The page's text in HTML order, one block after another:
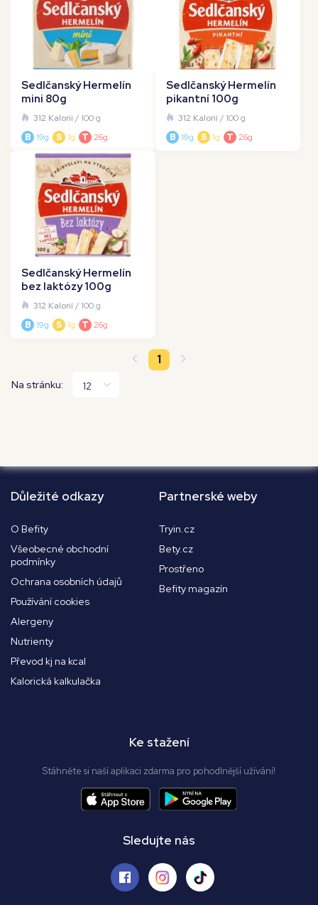
Sedlčanský Hermelín
mini 80g
312 Kalorií/ 100 g
B 19g S 1g T 26g
Sedlčanský Hermelín
pikantní 100g
312 Kalorií/ 100 g
B 19g S 1g T 26g
Sedlčanský Hermelín
bez laktózy 100g
312 Kalorií/ 100 g
B 19g S 1g T 26g
1
Na stránku:
Důležité odkazy
O Befity
Všeobecné obchodní
podmínky
Ochrana osobních údajů
Používání cookies
Alergeny
Nutrienty
Převod kj na kcal
Kalorická kalkulačka
Partnerské weby
Tryin.cz
Bety.cz
Prostřeno
Befity magazín
Ke stažení
Stáhněte si naší aplikaci zdarma pro pohodlnější užívání!
Sledujte nás